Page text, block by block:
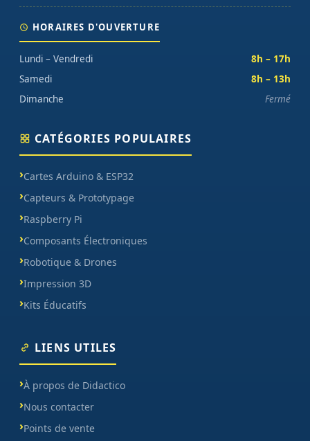
HORAIRES D'OUVERTURE
Lundi – Vendredi
8h – 17h
Samedi
8h – 13h
Dimanche
Fermé
CATÉGORIES POPULAIRES
Cartes Arduino & ESP32
Capteurs & Prototypage
Raspberry Pi
Composants Électroniques
Robotique & Drones
Impression 3D
Kits Éducatifs
LIENS UTILES
À propos de Didactico
Nous contacter
Points de vente